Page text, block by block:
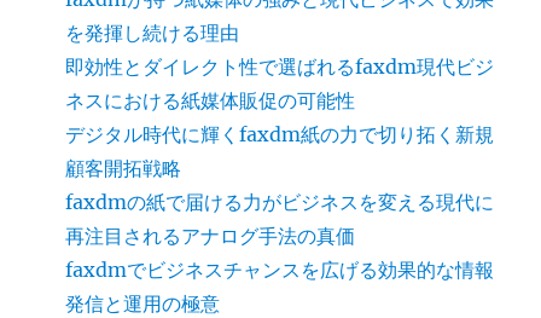
を発揮し続ける理由
即効性とダイレクト性で選ばれるfaxdm現代ビジ
ネスにおける紙媒体販促の可能性
デジタル時代に輝くfaxdm紙の力で切り拓く新規
顧客開拓戦略
faxdmの紙で届ける力がビジネスを変える現代に
再注目されるアナログ手法の真価
faxdmでビジネスチャンスを広げる効果的な情報
発信と運用の極意